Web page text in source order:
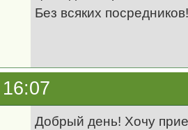
Без всяких
Добрый день! Хочу